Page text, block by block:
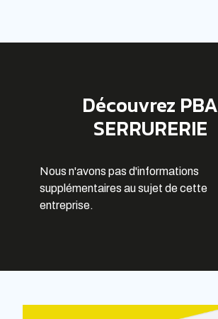
Découvrez PBA
SERRURERIE
Nous n'avons pas d'informations
supplémentaires au sujet de cette
entreprise.